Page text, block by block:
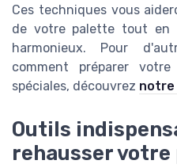
Ces techniques vous
de votre palette tout en
harmonieux. Pour
comment préparer
spéciales, découvrez notre
Outils
rehausser